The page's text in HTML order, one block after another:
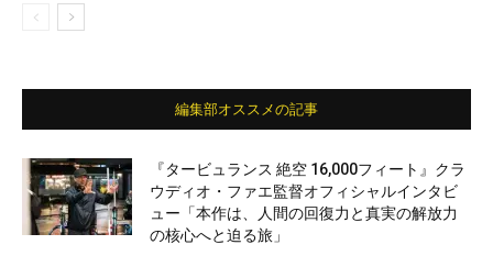
編集部オススメの記事
『タービュランス 絶空 16,000フィート』クラ
ウディオ・ファエ監督オフィシャルインタビ
ュー「本作は、人間の回復力と真実の解放力
の核心へと迫る旅」